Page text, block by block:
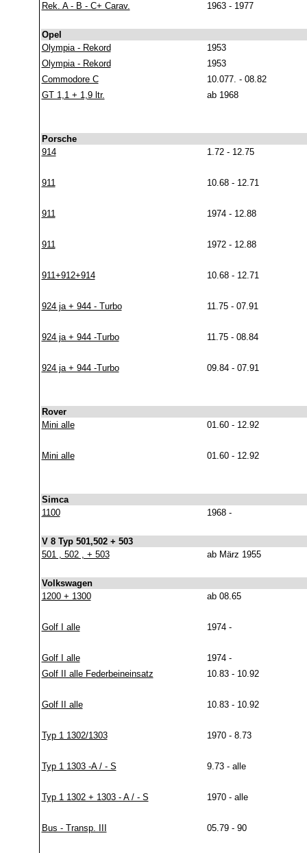
Rek. A - B - C+ Carav.
1963 - 1977
Opel
Olympia - Rekord
1953
Olympia - Rekord
1953
Commodore C
10.077. - 08.82
GT 1,1 + 1,9 ltr.
ab 1968
Porsche
914
1.72 - 12.75
911 10.68 - 12.71
911 1974 - 12.88
911 1972 - 12.88
911+912+914 10.68 - 12.71
924 ja + 944 - Turbo 11.75 - 07.91
924 ja + 944 -Turbo 11.75 - 08.84
924 ja + 944 -Turbo 09.84 - 07.91
Rover
Mini alle
01.60 - 12.92
Mini alle 01.60 - 12.92
Simca
1100
1968 -
V 8 Typ 501,502 + 503
501 , 502 , + 503
ab März 1955
Volkswagen
1200 + 1300
ab 08.65
Golf I alle 1974 -
Golf I alle
1974 -
Golf II alle Federbeineinsatz
10.83 - 10.92
Golf II alle 10.83 - 10.92
Typ 1 1302/1303 1970 - 8.73
Typ 1 1303 -A / - S 9.73 - alle
Typ 1 1302 + 1303 - A / - S 1970 - alle
Bus - Transp. III 05.79 - 90